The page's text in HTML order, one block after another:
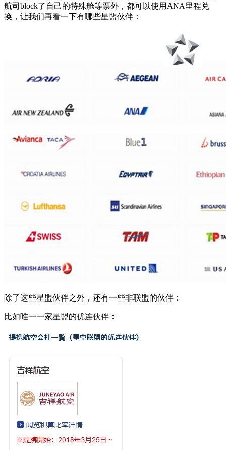
航司block了自己的特殊舱等票外，都可以使用ANA里程兑
换，让我们再看一下有哪些星盟伙伴：
除了这些星盟伙伴之外，还有一些非联盟的伙伴：
比如唯一一家星盟的优连伙伴：